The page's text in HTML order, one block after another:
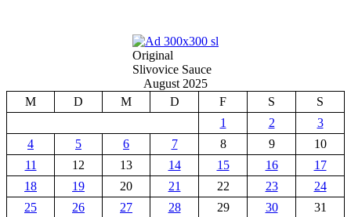
Original
Slivovice Sauce
August 2025
M
D M D F S
S
1
2
3
4
5 6 7 8 9
10
11
12 13 14 15 16
17
18
19 20 21 22 23
24
25
26 27 28 29 30
31